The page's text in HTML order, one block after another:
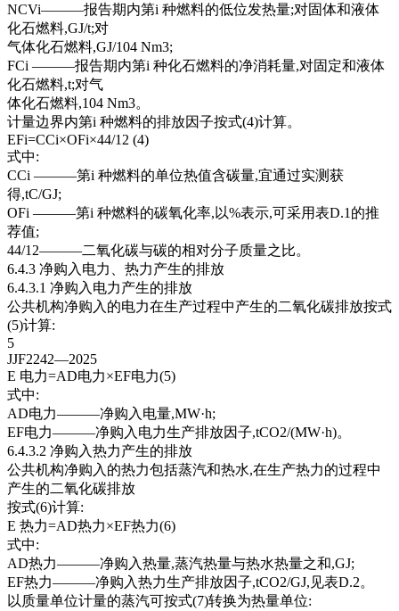
NCVi———报告期内第i 种燃料的低位发热量;对固体和液体
化石燃料,GJ/t;对
气体化石燃料,GJ/104 Nm3;
FCi ———报告期内第i 种化石燃料的净消耗量,对固定和液体
化石燃料,t;对气
体化石燃料,104 Nm3。
计量边界内第i 种燃料的排放因子按式(4)计算。
EFi=CCi×OFi×44/12 (4)
式中:
CCi ———第i 种燃料的单位热值含碳量,宜通过实测获
得,tC/GJ;
OFi ———第i 种燃料的碳氧化率,以%表示,可采用表D.1的推
荐值;
44/12———二氧化碳与碳的相对分子质量之比。
6.4.3 净购入电力、热力产生的排放
6.4.3.1 净购入电力产生的排放
公共机构净购入的电力在生产过程中产生的二氧化碳排放按式
(5)计算:
5
JJF2242—2025
E 电力=AD电力×EF电力(5)
式中:
AD电力———净购入电量,MW·h;
EF电力———净购入电力生产排放因子,tCO2/(MW·h)。
6.4.3.2 净购入热力产生的排放
公共机构净购入的热力包括蒸汽和热水,在生产热力的过程中
产生的二氧化碳排放
按式(6)计算:
E 热力=AD热力×EF热力(6)
式中:
AD热力———净购入热量,蒸汽热量与热水热量之和,GJ;
EF热力———净购入热力生产排放因子,tCO2/GJ,见表D.2。
以质量单位计量的蒸汽可按式(7)转换为热量单位: